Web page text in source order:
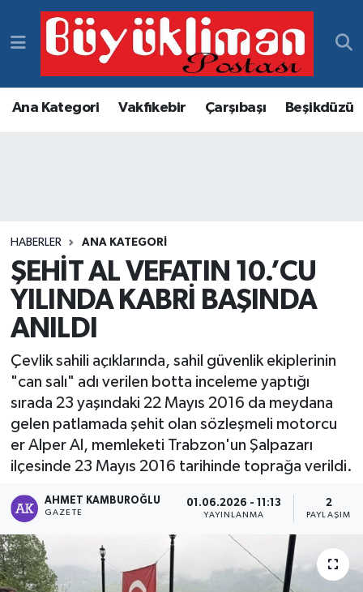
Ana Kategori Vakfıkebir Çarşıbaşı Beşikdüzü
HABERLER ANA KATEGORI
ŞEHİT AL VEFATIN 10.’CU
YILINDA KABRİ BAŞINDA
ANILDI
Çevlik sahili açıklarında, sahil güvenlik ekiplerinin
"can salı" adı verilen botta inceleme yaptığı
sırada 23 yaşındaki 22 Mayıs 2016 da meydana
gelen patlamada şehit olan sözleşmeli motorcu
er Alper Al, memleketi Trabzon'un Şalpazarı
ilçesinde 23 Mayıs 2016 tarihinde toprağa verildi.
AHMET KAMBUROĞLU
GAZETE
01.06.2026 - 11:13
YAYINLANMA
2
PAYLAŞIM
Vakfıkebir Hava Durumu
Vakfıkebir Trafik Yoğunluk Haritası
Haber Arşivi